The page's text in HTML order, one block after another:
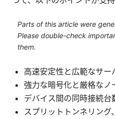
Parts of this article were
Please double-check
them.
高速安定性と広範なサー
強力な暗号化と厳格なノ
デバイス間の同時接続
スプリットトンネリング